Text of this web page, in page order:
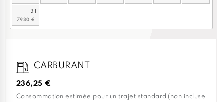
31
CARBURANT
236,25 €
Consommation estimée pour un trajet standard (non incluse